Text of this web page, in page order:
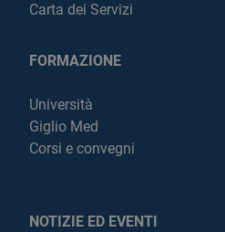
Carta dei Servizi
FORMAZIONE
Università
Giglio Med
Corsi e convegni
NOTIZIE ED EVENTI